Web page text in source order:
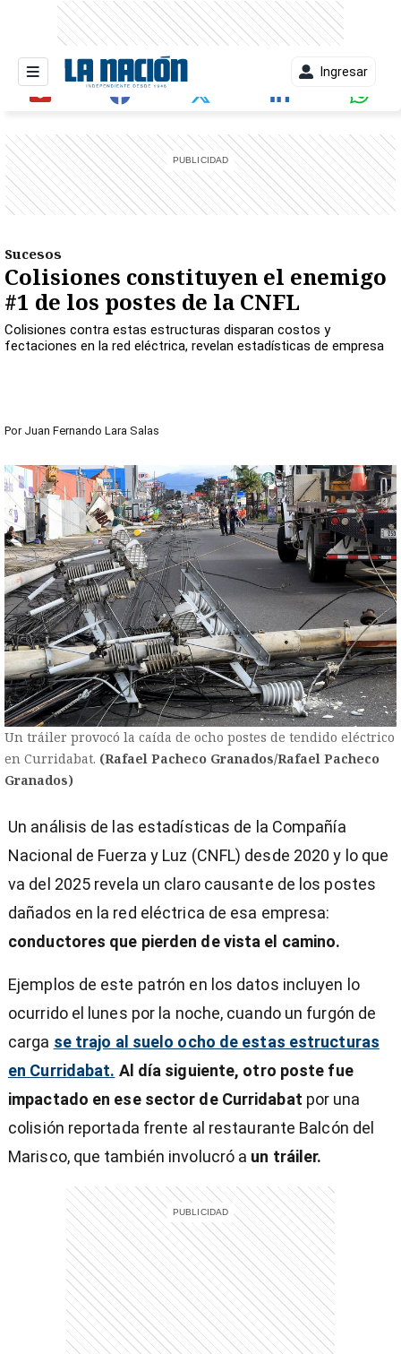
Ingresar
Sucesos
Colisiones constituyen el enemigo
#1 de los postes de la CNFL
Colisiones contra estas estructuras disparan costos y
fectaciones en la red eléctrica, revelan estadísticas de empresa
Por Juan Fernando Lara Salas
Un tráiler provocó la caída de ocho postes de tendido eléctrico
en Curridabat. (Rafael Pacheco Granados/Rafael Pacheco
Granados)
Un análisis de las estadísticas de la Compañía
Nacional de Fuerza y Luz (CNFL) desde 2020 y lo que
va del 2025 revela un claro causante de los postes
dañados en la red eléctrica de esa empresa:
conductores que pierden de vista el camino.
Ejemplos de este patrón en los datos incluyen lo
ocurrido el lunes por la noche, cuando un furgón de
carga se trajo al suelo ocho de estas estructuras
en Curridabat. Al día siguiente, otro poste fue
impactado en ese sector de Curridabat por una
colisión reportada frente al restaurante Balcón del
Marisco, que también involucró a un tráiler.